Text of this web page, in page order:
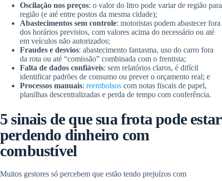
Oscilação nos preços: o valor do litro pode variar de região para
região (e até entre postos da mesma cidade);
Abastecimentos sem controle: motoristas podem abastecer fora
dos horários previstos, com valores acima do necessário ou até
em veículos não autorizados;
Fraudes e desvios: abastecimento fantasma, uso do carro fora
da rota ou até “comissão” combinada com o frentista;
Falta de dados confiáveis: sem relatórios claros, é difícil
identificar padrões de consumo ou prever o orçamento real; e
Processos manuais: reembolsos com notas fiscais de papel,
planilhas descentralizadas e perda de tempo com conferência.
5 sinais de que sua frota pode estar
perdendo dinheiro com
combustível
Muitos gestores só percebem que estão tendo prejuízos com